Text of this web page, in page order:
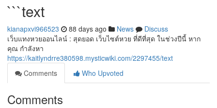
```text
kianapxvi966523 88 days ago News
Discuss
เว็บแทงหวยออนไลน์ : สุดยอด เว็บไซต์หวย ที่ดีที่สุด ในช่วงปีนี้ หาก
คุณ กำลังหา
https://kaitlyndrre380598.mysticwiki.com/2297455/text
Comments
Who Upvoted
Comments